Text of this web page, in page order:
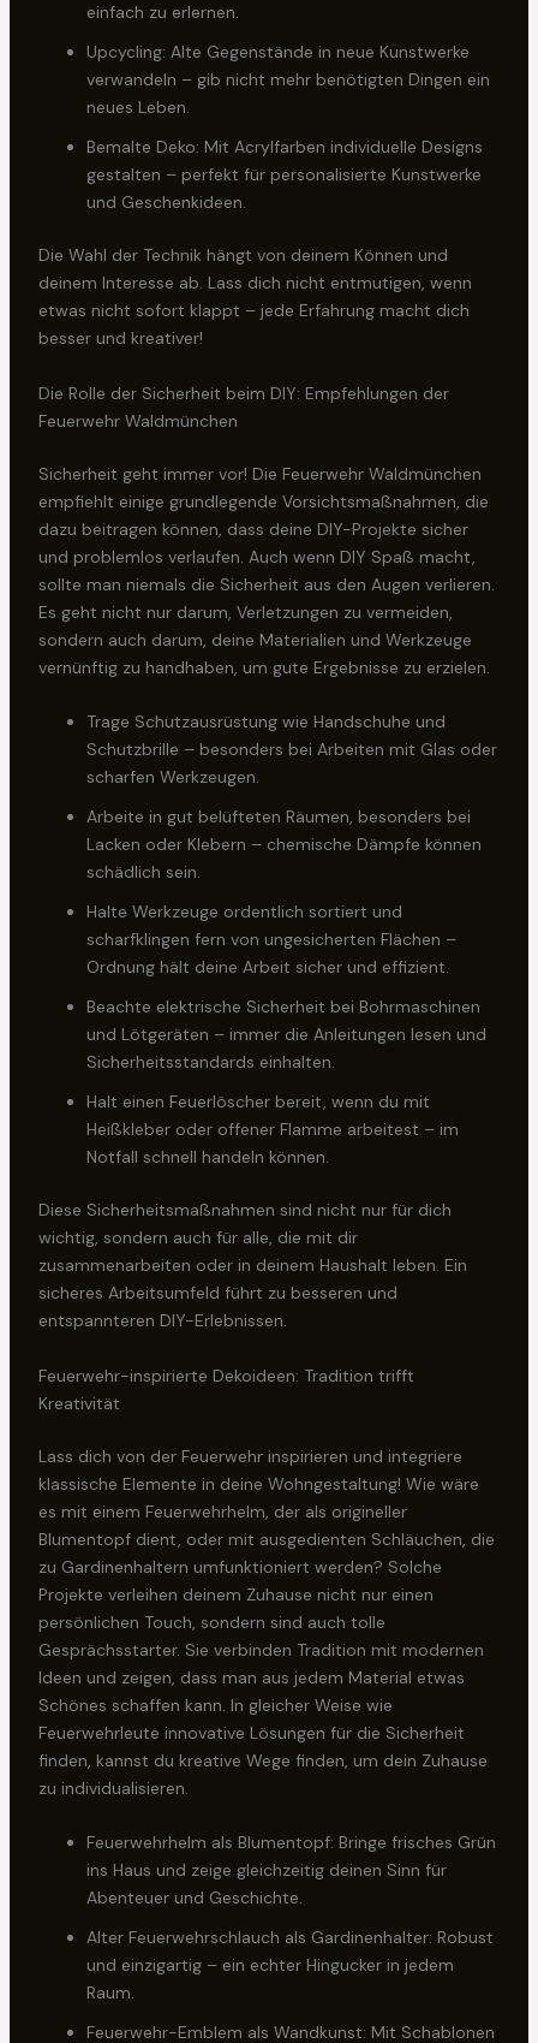
einfach zu erlernen.
Upcycling: Alte Gegenstände in neue Kunstwerke
verwandeln – gib nicht mehr benötigten Dingen ein
neues Leben.
Bemalte Deko: Mit Acrylfarben individuelle Designs
gestalten – perfekt für personalisierte Kunstwerke
und Geschenkideen.
Die Wahl der Technik hängt von deinem Können und
deinem Interesse ab. Lass dich nicht entmutigen, wenn
etwas nicht sofort klappt – jede Erfahrung macht dich
besser und kreativer!
Die Rolle der Sicherheit beim DIY: Empfehlungen der
Feuerwehr Waldmünchen
Sicherheit geht immer vor! Die Feuerwehr Waldmünchen
empfiehlt einige grundlegende Vorsichtsmaßnahmen, die
dazu beitragen können, dass deine DIY-Projekte sicher
und problemlos verlaufen. Auch wenn DIY Spaß macht,
sollte man niemals die Sicherheit aus den Augen verlieren.
Es geht nicht nur darum, Verletzungen zu vermeiden,
sondern auch darum, deine Materialien und Werkzeuge
vernünftig zu handhaben, um gute Ergebnisse zu erzielen.
Trage Schutzausrüstung wie Handschuhe und
Schutzbrille – besonders bei Arbeiten mit Glas oder
scharfen Werkzeugen.
Arbeite in gut belüfteten Räumen, besonders bei
Lacken oder Klebern – chemische Dämpfe können
schädlich sein.
Halte Werkzeuge ordentlich sortiert und
scharfklingen fern von ungesicherten Flächen –
Ordnung hält deine Arbeit sicher und effizient.
Beachte elektrische Sicherheit bei Bohrmaschinen
und Lötgeräten – immer die Anleitungen lesen und
Sicherheitsstandards einhalten.
Halt einen Feuerlöscher bereit, wenn du mit
Heißkleber oder offener Flamme arbeitest – im
Notfall schnell handeln können.
Diese Sicherheitsmaßnahmen sind nicht nur für dich
wichtig, sondern auch für alle, die mit dir
zusammenarbeiten oder in deinem Haushalt leben. Ein
sicheres Arbeitsumfeld führt zu besseren und
entspannteren DIY-Erlebnissen.
Feuerwehr-inspirierte Dekoideen: Tradition trifft
Kreativität
Lass dich von der Feuerwehr inspirieren und integriere
klassische Elemente in deine Wohngestaltung! Wie wäre
es mit einem Feuerwehrhelm, der als origineller
Blumentopf dient, oder mit ausgedienten Schläuchen, die
zu Gardinenhaltern umfunktioniert werden? Solche
Projekte verleihen deinem Zuhause nicht nur einen
persönlichen Touch, sondern sind auch tolle
Gesprächsstarter. Sie verbinden Tradition mit modernen
Ideen und zeigen, dass man aus jedem Material etwas
Schönes schaffen kann. In gleicher Weise wie
Feuerwehrleute innovative Lösungen für die Sicherheit
finden, kannst du kreative Wege finden, um dein Zuhause
zu individualisieren.
Feuerwehrhelm als Blumentopf: Bringe frisches Grün
ins Haus und zeige gleichzeitig deinen Sinn für
Abenteuer und Geschichte.
Alter Feuerwehrschlauch als Gardinenhalter: Robust
und einzigartig – ein echter Hingucker in jedem
Raum.
Feuerwehr-Emblem als Wandkunst: Mit Schablonen